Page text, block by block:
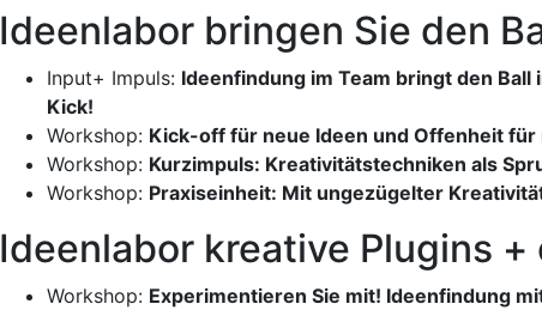
Ideenlabor bringen Sie den
Input+ Impuls: Ideenfindung im Team bringt den
Kick!
Workshop: Kick-off für neue Ideen und Offenheit für
Workshop: Kurzimpuls: Kreativitätstechniken als
Workshop: Praxiseinheit: Mit ungezügelter
Ideenlabor kreative Plugins
Workshop: Experimentieren Sie mit! Ideenfindung